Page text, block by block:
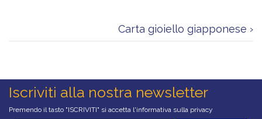
Carta gioiello giapponese ›
iscriviti alla nostra newsletter
Premendo il tasto "ISCRIVITI" si accetta l'informativa sulla privacy